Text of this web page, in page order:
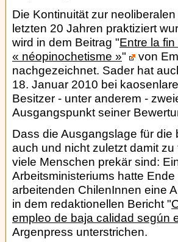
Die Kontinuität zur
letzten 20 Jahren praktiziert
wird in dem Beitrag "Entre la
« néopinochetisme »"
von
nachgezeichnet. Sader hat
18. Januar 2010 bei
Besitzer - unter anderem -
Ausgangspunkt seiner
Dass die Ausgangslage für die
auch und nicht zuletzt damit
viele Menschen prekär sind:
Arbeitsministeriums hatte
arbeitenden ChilenInnen eine
in dem redaktionellen Bericht "
empleo de baja calidad según
Argenpress unterstrichen.